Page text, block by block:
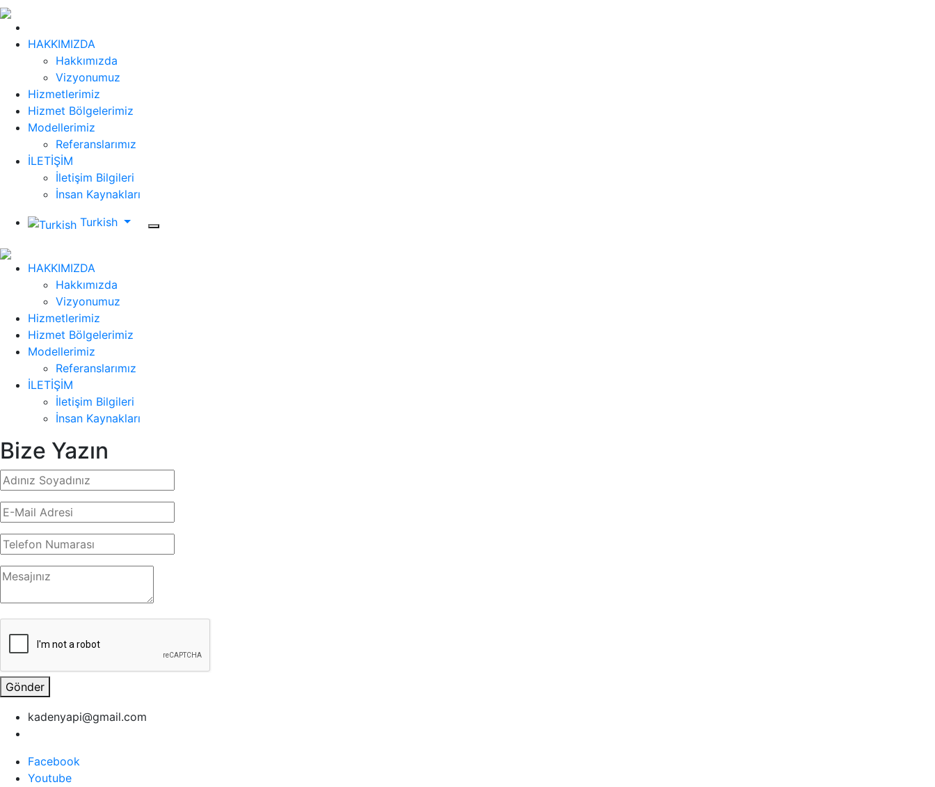
HAKKIMIZDA
Hakkımızda
Vizyonumuz
Hizmetlerimiz
Hizmet Bölgelerimiz
Modellerimiz
Referanslarımız
İLETİŞİM
İletişim Bilgileri
İnsan Kaynakları
Turkish
HAKKIMIZDA
Hakkımızda
Vizyonumuz
Hizmetlerimiz
Hizmet Bölgelerimiz
Modellerimiz
Referanslarımız
İLETİŞİM
İletişim Bilgileri
İnsan Kaynakları
Bize Yazın
Gönder
kadenyapi@gmail.com
Facebook
Youtube